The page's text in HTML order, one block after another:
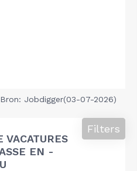
Bron: Jobdigger(03-07-2026)
VACATURES
EN -
Filters